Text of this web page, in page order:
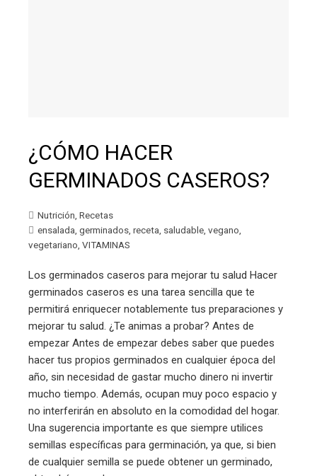
¿CÓMO HACER
GERMINADOS CASEROS?
Nutrición, Recetas
ensalada, germinados, receta, saludable, vegano,
vegetariano, VITAMINAS
Los germinados caseros para mejorar tu salud Hacer
germinados caseros es una tarea sencilla que te
permitirá enriquecer notablemente tus preparaciones y
mejorar tu salud. ¿Te animas a probar? Antes de
empezar Antes de empezar debes saber que puedes
hacer tus propios germinados en cualquier época del
año, sin necesidad de gastar mucho dinero ni invertir
mucho tiempo. Además, ocupan muy poco espacio y
no interferirán en absoluto en la comodidad del hogar.
Una sugerencia importante es que siempre utilices
semillas específicas para germinación, ya que, si bien
de cualquier semilla se puede obtener un germinado,